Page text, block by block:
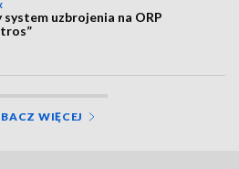
system uzbrojenia na ORP
WIĘCEJ